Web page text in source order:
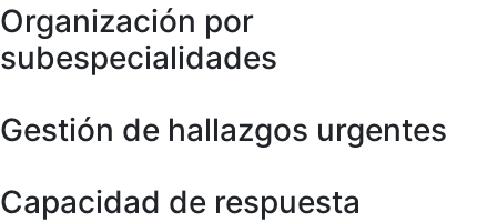
Organización por
subespecialidades
Gestión de hallazgos urgentes
Capacidad de respuesta